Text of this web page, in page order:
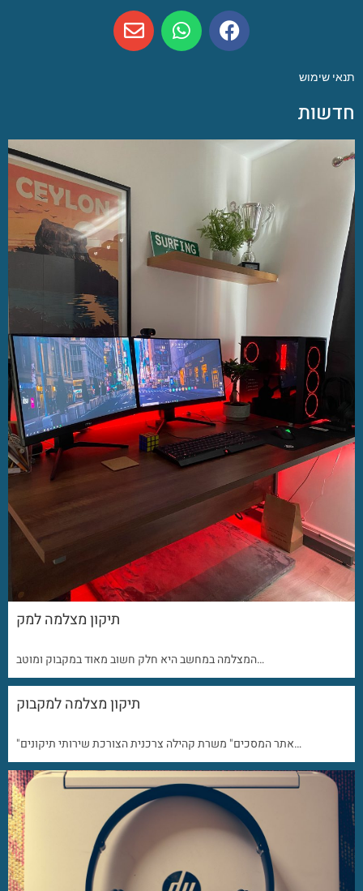
תנאי שימוש
חדשות
תיקון מצלמה למק
המצלמה במחשב היא חלק חשוב מאוד במקבוק ומוטב…
תיקון מצלמה למקבוק
"אתר המסכים" משרת קהילה צרכנית הצורכת שירותי תיקונים…